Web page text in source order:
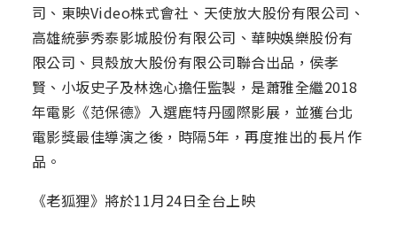
司、東映Video株式會社、天使放大股份有限公司、
高雄統夢秀泰影城股份有限公司、華映娛樂股份有
限公司、貝殼放大股份有限公司聯合出品，侯孝
賢、小坂史子及林逸心擔任監製，是蕭雅全繼2018
年電影《范保德》入選鹿特丹國際影展，並獲台北
電影獎最佳導演之後，時隔5年，再度推出的長片作
品。
《老狐狸》將於11月24日全台上映